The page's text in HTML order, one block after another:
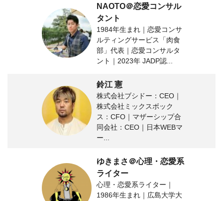
NAOTO＠恋愛コンサル
タント
1984年生まれ｜恋愛コンサ
ルティングサービス「肉食
部」代表｜恋愛コンサルタ
ント｜2023年 JADP認...
鈴江 憲
株式会社ブシドー：CEO｜
株式会社ミックスボック
ス：CFO｜マザーシップ合
同会社：CEO｜日本WEBマ
ー...
ゆきまさ＠心理・恋愛系
ライター
心理・恋愛系ライター｜
1986年生まれ｜広島大学大